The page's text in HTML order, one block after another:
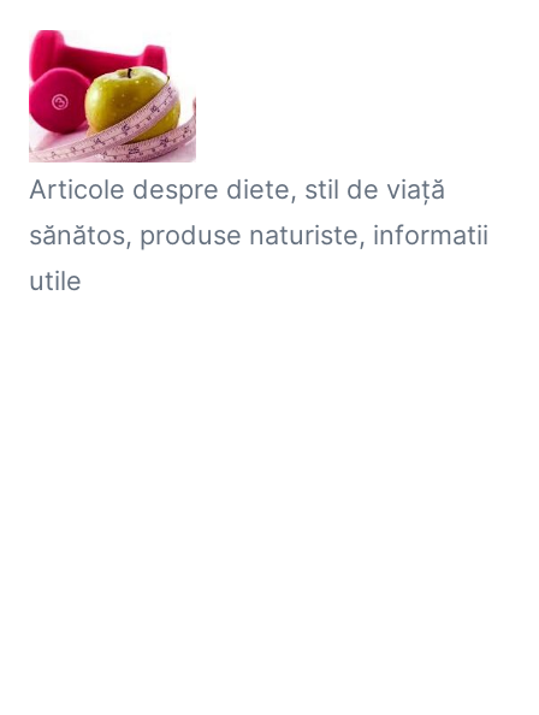
Skip
content
B
l
g
Articole despre diete, stil de viaţă
sănătos, produse naturiste, informatii
utile